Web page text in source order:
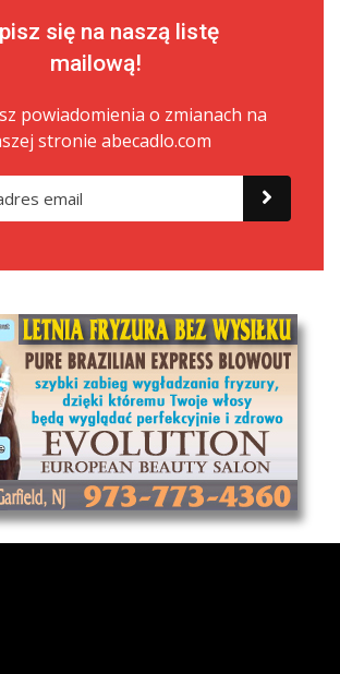
się na naszą listę
mailową!
powiadomienia o zmianach na
stronie abecadlo.com